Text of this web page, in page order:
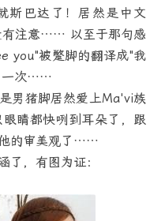
斯巴达了！居然是中文
注意…… 以至于那句感
you"被蹩脚的翻译成"我
一次……
男猪脚居然爱上Ma'vi族
眼睛都快咧到耳朵了，跟
的审美观了……
了，有图为证：